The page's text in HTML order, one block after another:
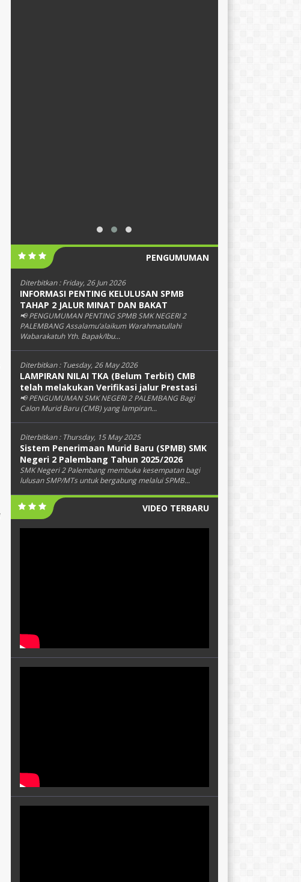
PENGUMUMAN
Diterbitkan :Friday, 26 Jun 2026
INFORMASI PENTING KELULUSAN SPMB
TAHAP 2 JALUR MINAT DAN BAKAT
📢 PENGUMUMAN PENTING SPMB SMK NEGERI 2
PALEMBANG Assalamu’alaikum Warahmatullahi
Wabarakatuh Yth. Bapak/Ibu...
Diterbitkan : Tuesday, 26 May 2026
LAMPIRAN NILAI TKA (Belum Terbit) CMB
telah melakukan Verifikasi jalur Prestasi
📢 PENGUMUMAN SMK NEGERI 2 PALEMBANG Bagi
Calon Murid Baru (CMB) yang lampiran...
Diterbitkan : Thursday, 15 May 2025
Sistem Penerimaan Murid Baru (SPMB) SMK
Negeri 2 Palembang Tahun 2025/2026
SMK Negeri 2 Palembang membuka kesempatan bagi
lulusan SMP/MTs untuk bergabung melalui SPMB...
VIDEO TERBARU